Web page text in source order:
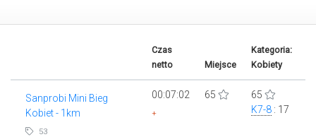
Czas
netto
Miejsce
Kategoria:
Kobiety
Sanprobi Mini Bieg
Kobiet - 1km
53
00:07:02
+
65
65
K7-8: 17